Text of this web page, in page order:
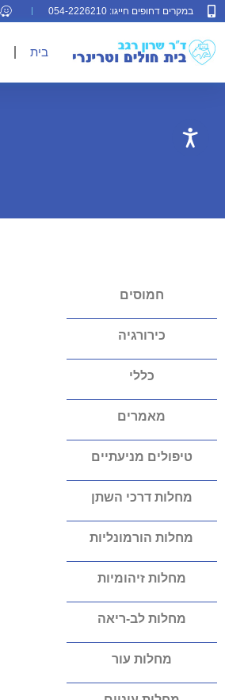
במקרים דחופים חייגו: 054-2226210
בית
חמוסים
כירורגיה
כללי
מאמרים
טיפולים מניעתיים
מחלות דרכי השתן
מחלות הורמונליות
מחלות זיהומיות
מחלות לב-ריאה
מחלות עור